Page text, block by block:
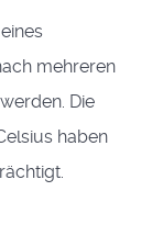
mehreren
Die
haben